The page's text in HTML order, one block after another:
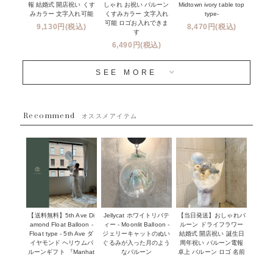
オプション
成人式・卒業式・入学式バルーンブーケ
新商品
~３０００円
~５５００円
１１０００円以上
NEW YORK MIND - ニューヨークスタイルバルーン
※コンフェッティバルーン -プリント内容-
コンフェッティバルーンについて
ハワイウェディングサービス
企業・法人様
ウェディングコンフェッティバルーン特集
実店舗について -大阪 堀江店・名古屋 星ヶ丘店・滋賀 配送
センター店・沖縄 嘉手納基地店-
プリントサービス
前撮り写真バルーン特集
報 結婚式 開店祝い くす
みカラー 文字入れ可能
9,130円(税込)
しゃれ お祝い バルーン
くすみカラー 文字入れ
可能 ロゴお入れできま
す
6,490円(税込)
Midtown ivory table top
type-
8,470円(税込)
SEE MORE
Recommend オススメアイテム
【送料無料】5th Ave Di
amond Float Balloon -
Float type - 5th Ave ダ
イヤモンド ヘリウムバ
ルーンギフト 『Manhat
Jellycat ホワイトリバテ
ィー - Moonlit Balloon -
ジェリーキャットのぬい
ぐるみが入った月のよう
なバルーン
【当日発送】おしゃれバ
ルーン ドライフラワー
結婚式 開店祝い 誕生日
周年祝い バルーン電報
卓上 バルーン ロゴ 名前